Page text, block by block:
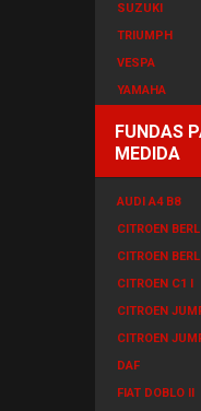
SUZUKI
TRIUMPH
VESPA
YAMAHA
FUNDAS
MEDIDA
AUDI A4 B8
CITROEN
CITROEN
CITROEN C1 I
CITROEN
CITROEN
DAF
FIAT DOBLO II